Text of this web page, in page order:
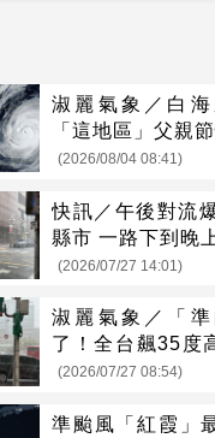
淑麗氣象／白海
「這地區」父親
(2026/08/04 08:41)
快訊／午後對流
縣市 一路下到晚
(2026/07/27 14:01)
淑麗氣象／「
了！全台飆35度
大雨
(2026/07/27 08:54)
準颱風「紅霞」